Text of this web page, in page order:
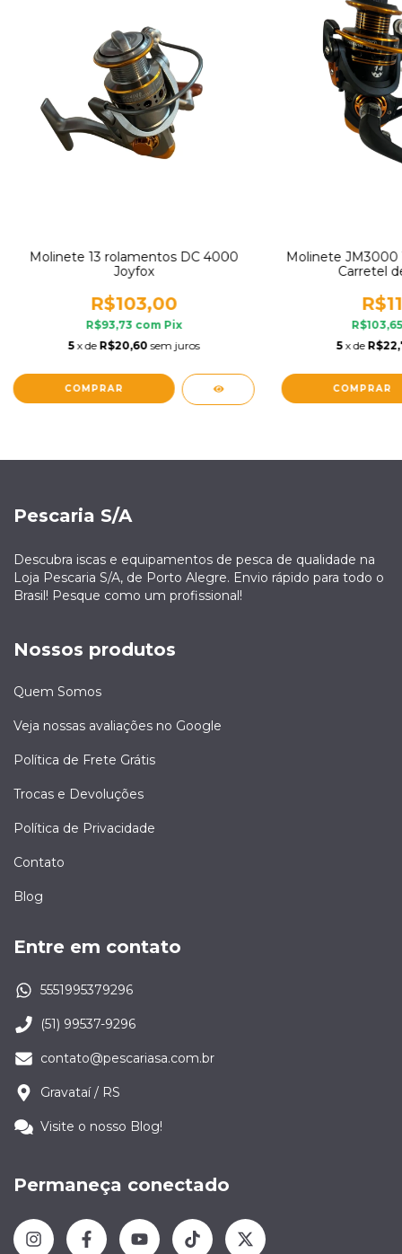
Molinete 13 rolamentos DC 4000
Joyfox
R$103,00
R$93,73 com Pix
5 x de R$20,60 sem juros
Molinete JM3000
Carretel
5 x de
Pescaria S/A
Descubra iscas e equipamentos de pesca de qualidade na
Loja Pescaria S/A, de Porto Alegre. Envio rápido para todo o
Brasil! Pesque como um profissional!
Nossos produtos
Quem Somos
Veja nossas avaliações no Google
Política de Frete Grátis
Trocas e Devoluções
Política de Privacidade
Contato
Blog
Entre em contato
5551995379296
(51) 99537-9296
contato@pescariasa.com.br
Gravataí / RS
Visite o nosso Blog!
Permaneça conectado